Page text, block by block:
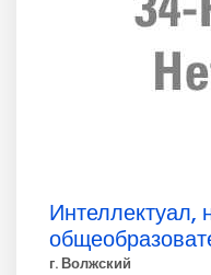
Интеллектуал,
г. Волжский